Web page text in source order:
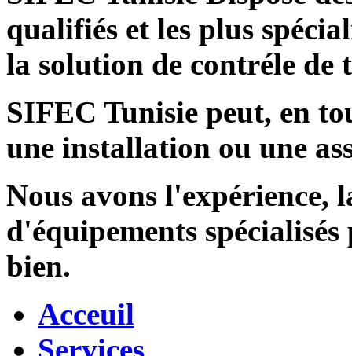
qualifiés et les plus
la solution de contréle de
SIFEC Tunisie peut, en
une installation ou une
Nous avons l'expérience,
d'équipements
bien.
Acceuil